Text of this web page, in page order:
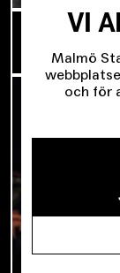
OM TOVE
VI
Malmö
och för